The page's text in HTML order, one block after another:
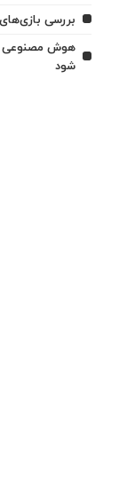
بررسی بازی‌های
هوش مصنوعی
شود